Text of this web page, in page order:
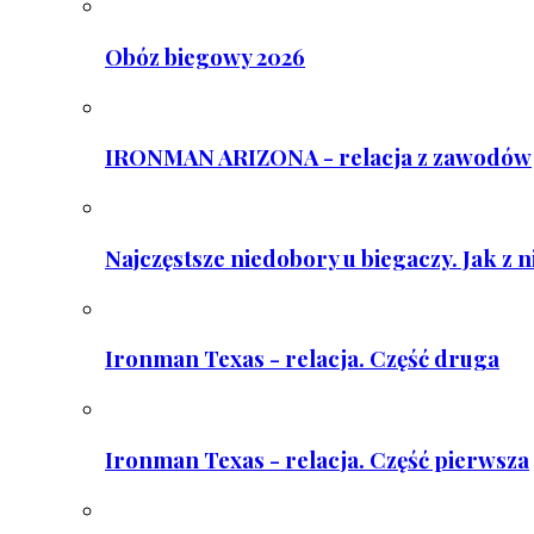
Obóz biegowy 2026
IRONMAN ARIZONA - relacja z zawodów
Najczęstsze niedobory u biegaczy. Jak z
Ironman Texas - relacja. Część druga
Ironman Texas - relacja. Część pierwsza